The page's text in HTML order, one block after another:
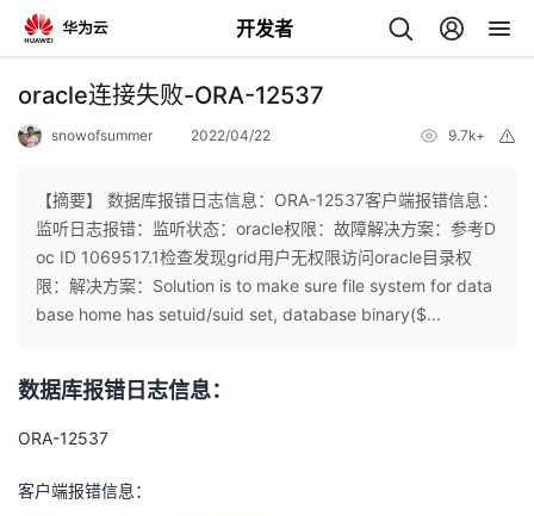
开发者
返
个
主
的
oracle连接失败-ORA-12537
snowofsummer 2022/04/22 9.7k+
【摘要】 数据库报错日志信息：ORA-12537客户端报错信息：
监听日志报错：监听状态：oracle权限：故障解决方案：参考D
oc ID 1069517.1检查发现grid用户无权限访问oracle目录权
限：解决方案：Solution is to make sure file system for data
base home has setuid/suid set, database binary($...
数据库报错日志信息：
ORA-12537
客户端报错信息：